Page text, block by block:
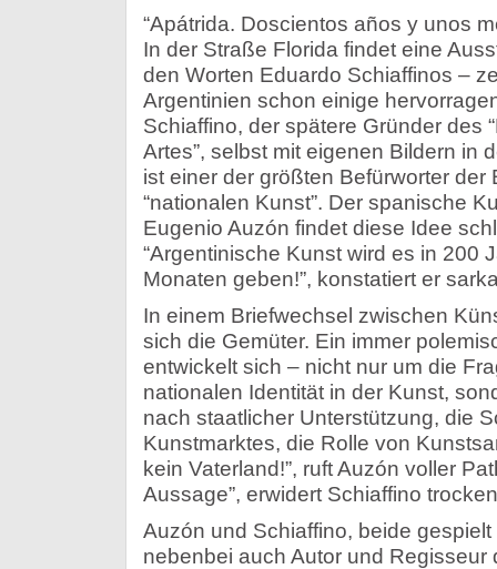
“Apátrida. Doscientos años y unos
In der Straße Florida findet eine
den Worten Eduardo Schiaffinos –
Argentinien schon einige
Schiaffino, der spätere Gründer des
Artes”, selbst mit eigenen Bildern in
ist einer der größten Befürworter der
“nationalen Kunst”. Der spanische
Eugenio Auzón findet diese Idee
“Argentinische Kunst wird es in 200
Monaten geben!”, konstatiert er
In einem Briefwechsel zwischen
sich die Gemüter. Ein immer
entwickelt sich – nicht nur um die
nationalen Identität in der Kunst,
nach staatlicher Unterstützung, die
Kunstmarktes, die Rolle von
kein Vaterland!”, ruft Auzón voller
Aussage”, erwidert Schiaffino
Auzón und Schiaffino, beide
nebenbei auch Autor und Regisseur